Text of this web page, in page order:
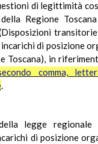
di legittimità
Regione
di posizione
Toscana), in
comma,
.
legge regionale
di posizione